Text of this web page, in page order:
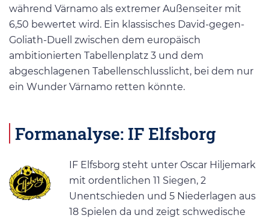
während Värnamo als extremer Außenseiter mit
6,50 bewertet wird. Ein klassisches David-gegen-
Goliath-Duell zwischen dem europäisch
ambitionierten Tabellenplatz 3 und dem
abgeschlagenen Tabellenschlusslicht, bei dem nur
ein Wunder Värnamo retten könnte.
Formanalyse: IF Elfsborg
IF Elfsborg steht unter Oscar Hiljemark
mit ordentlichen 11 Siegen, 2
Unentschieden und 5 Niederlagen aus
18 Spielen da und zeigt schwedische